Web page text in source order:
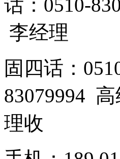
话：0510-
李经理
固四话：
83079994
理收